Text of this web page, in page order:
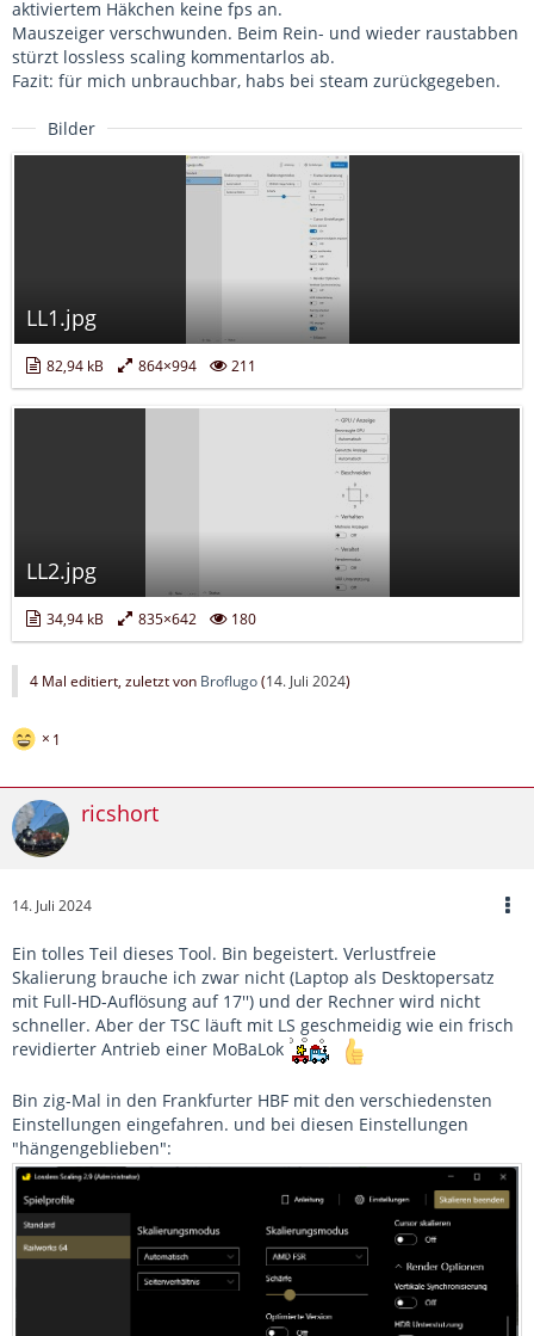
aktiviertem Häkchen keine fps an.
Mauszeiger verschwunden. Beim Rein- und wieder raustabben
stürzt lossless scaling kommentarlos ab.
Fazit: für mich unbrauchbar, habs bei steam zurückgegeben.
Bilder
LL1.jpg
82,94 kB 864×994 211
LL2.jpg
34,94 kB 835×642 180
4 Mal editiert, zuletzt von Broflugo(14. Juli 2024)
1
ricshort
14. Juli 2024
Ein tolles Teil dieses Tool. Bin begeistert. Verlustfreie
Skalierung brauche ich zwar nicht (Laptop als Desktopersatz
mit Full-HD-Auflösung auf 17'') und der Rechner wird nicht
schneller. Aber der TSC läuft mit LS geschmeidig wie ein frisch
revidierter Antrieb einer MoBaLok
Bin zig-Mal in den Frankfurter HBF mit den verschiedensten
Einstellungen eingefahren. und bei diesen Einstellungen
"hängengeblieben":